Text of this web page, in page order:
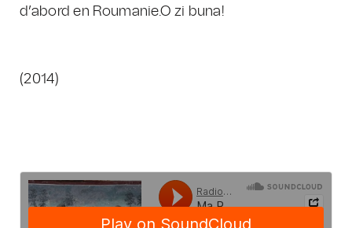
d’abord en Roumanie.O zi buna!
(2014)